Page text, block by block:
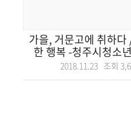
가을, 거문고에 취하
한 행복 -청주시청소
2018.11.23 조회